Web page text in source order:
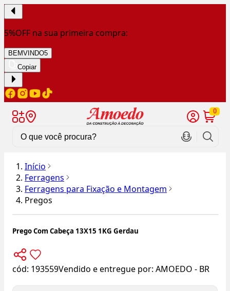
5%OFF na sua primeira compra:
BEMVINDO5
Copiar
0
Início
Ferragens
Ferragens para Fixação e Montagem
Pregos
Prego Com Cabeça 13X15 1KG Gerdau
cód: 193559Vendido e entregue por: AMOEDO - BR